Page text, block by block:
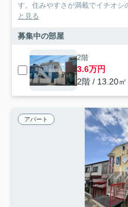
す。住みやすさが満載でイチオシ
と見る
募集中の部屋
2階
3.6万円
2階 / 13.20
アパート